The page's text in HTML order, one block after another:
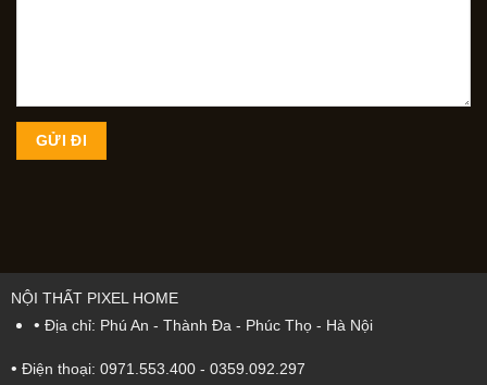
NỘI THẤT PIXEL HOME
• Địa chỉ: Phú An - Thành Đa - Phúc Thọ - Hà Nội
• Điện thoại: 0971.553.400 - 0359.092.297